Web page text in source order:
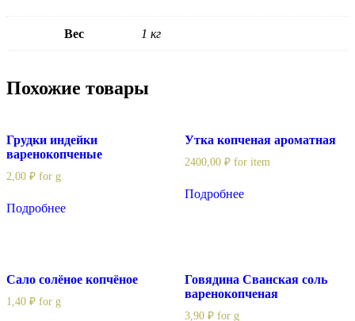
Вес 1 кг
Похожие товары
Грудки индейки
варенокопченые
2,00 ₽ for g
Подробнее
Утка копченая ароматная
2400,00 ₽for item
Подробнее
Сало солёное копчёное
1,40 ₽ for g
Говядина Сванская соль
варенокопченая
3,90 ₽for g